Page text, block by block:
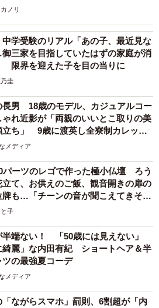
」
ノリ
中学受験のリアル「あの子、最近見な
三家を目指していたはずの家庭が消
限界を迎えた子を目の当りに
圭
長男 18歳のモデル、カジュアルコー
ゃれ近影が「両親のいいとこ取りの美
立ち」 9歳に渡英し全寮制カレッジ
メディア
パーツのレゴで作った極小仏壇 ろう
立て、お供えのご飯、観音開きの扉の
牌も…「チーンの音が聞こえてきそ
子
半端ない！ 「50歳には見えない」
綺麗」な内田有紀 ショートヘア＆半
ツの最強夏コーデ
メディア
「ながらスマホ」罰則、6割超が「内